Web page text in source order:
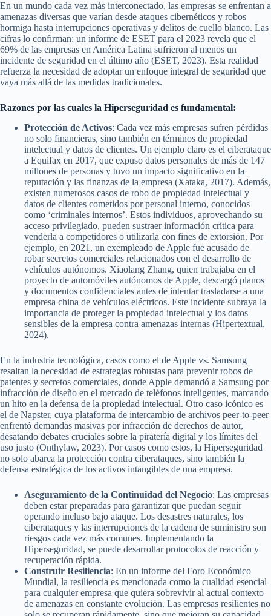
En un mundo cada vez más interconectado, las empresas se enfrentan a
amenazas diversas que varían desde ataques cibernéticos y robos
hormiga hasta interrupciones operativas y delitos de cuello blanco. Las
cifras lo confirman: un informe de ESET para el 2023 revela que el
69% de las empresas en América Latina sufrieron al menos un
incidente de seguridad en el último año (ESET, 2023). Esta realidad
refuerza la necesidad de adoptar un enfoque integral de seguridad que
vaya más allá de las medidas tradicionales.
Razones por las cuales la Hiperseguridad es fundamental:
Protección de Activos: Cada vez más empresas sufren pérdidas
no solo financieras, sino también en términos de propiedad
intelectual y datos de clientes. Un ejemplo claro es el ciberataque
a Equifax en 2017, que expuso datos personales de más de 147
millones de personas y tuvo un impacto significativo en la
reputación y las finanzas de la empresa (Xataka, 2017). Además,
existen numerosos casos de robo de propiedad intelectual y
datos de clientes cometidos por personal interno, conocidos
como ‘criminales internos’. Estos individuos, aprovechando su
acceso privilegiado, pueden sustraer información crítica para
venderla a competidores o utilizarla con fines de extorsión. Por
ejemplo, en 2021, un exempleado de Apple fue acusado de
robar secretos comerciales relacionados con el desarrollo de
vehículos autónomos. Xiaolang Zhang, quien trabajaba en el
proyecto de automóviles autónomos de Apple, descargó planos
y documentos confidenciales antes de intentar trasladarse a una
empresa china de vehículos eléctricos. Este incidente subraya la
importancia de proteger la propiedad intelectual y los datos
sensibles de la empresa contra amenazas internas (Hipertextual,
2024).
En la industria tecnológica, casos como el de Apple vs. Samsung
resaltan la necesidad de estrategias robustas para prevenir robos de
patentes y secretos comerciales, donde Apple demandó a Samsung por
infracción de diseño en el mercado de teléfonos inteligentes, marcando
un hito en la defensa de la propiedad intelectual. Otro caso icónico es
el de Napster, cuya plataforma de intercambio de archivos peer-to-peer
enfrentó demandas masivas por infracción de derechos de autor,
desatando debates cruciales sobre la piratería digital y los límites del
uso justo (Onthylaw, 2023). Por casos como estos, la Hiperseguridad
no solo abarca la protección contra ciberataques, sino también la
defensa estratégica de los activos intangibles de una empresa.
Aseguramiento de la Continuidad del Negocio: Las empresas
deben estar preparadas para garantizar que puedan seguir
operando incluso bajo ataque. Los desastres naturales, los
ciberataques y las interrupciones de la cadena de suministro son
riesgos cada vez más comunes. Implementando la
Hiperseguridad, se puede desarrollar protocolos de reacción y
recuperación rápida.
Construir Resiliencia: En un informe del Foro Económico
Mundial, la resiliencia es mencionada como la cualidad esencial
para cualquier empresa que quiera sobrevivir al actual contexto
de amenazas en constante evolución. Las empresas resilientes no